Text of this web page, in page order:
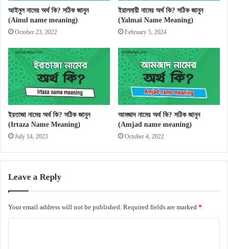
আইনুল নামের অর্থ কি? সঠিক জানুন
(Ainul name meaning)
October 23, 2022
ইয়ালমায়ী নামের অর্থ কি? সঠিক জানুন
(Yalmai Name Meaning)
February 5, 2024
ইরতাজা নামের অর্থ কি? সঠিক জানুন
(Irtaza Name Meaning)
July 14, 2023
আমজাদ নামের অর্থ কি? সঠিক জানুন
(Amjad name meaning)
October 4, 2022
Leave a Reply
Your email address will not be published. Required fields are marked *